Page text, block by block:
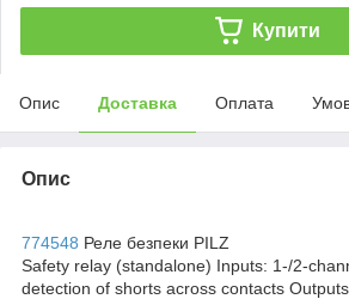
Купити
Опис Доставка Оплата
Опис
774548 Реле безпеки PILZ
Safety relay (standalone) Inputs: 1-/2-
detection of shorts across contacts